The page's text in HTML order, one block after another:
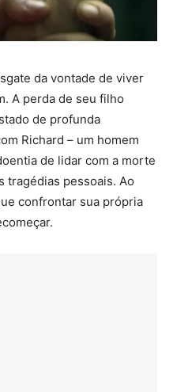
da vontade de viver
A perda de seu filho
de profunda
Richard – um homem
de lidar com a morte
tragédias pessoais. Ao
confrontar sua própria